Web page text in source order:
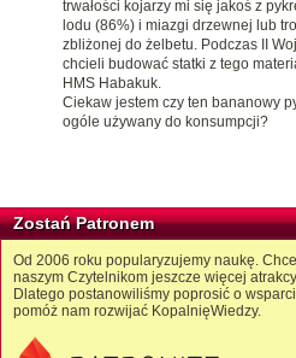
trwałości kojarzy mi się jakoś z
lodu (86%) i miazgi drzewnej lub
zbliżonej do żelbetu. Podczas II
chcieli budować statki z tego
HMS Habakuk.
Ciekaw jestem czy ten bananowy
ogóle używany do konsumpcji?
Zostań Patronem
Od 2006 roku popularyzujemy naukę.
naszym Czytelnikom jeszcze więcej
Dlatego postanowiliśmy poprosić o
pomóż nam rozwijać KopalnięWiedzy.